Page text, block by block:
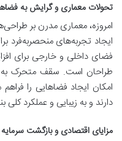
تحولات معماری و گرایش به
امروزه، معماری مدرن بر
ایجاد تجربه‌های منحصربه‌فرد
فضای داخلی و خارجی برای
طراحان است. سقف متحرک به
امکان ایجاد فضاهایی را
دارند و به زیبایی و عملکرد کلی
مزایای اقتصادی و بازگشت سرمایه